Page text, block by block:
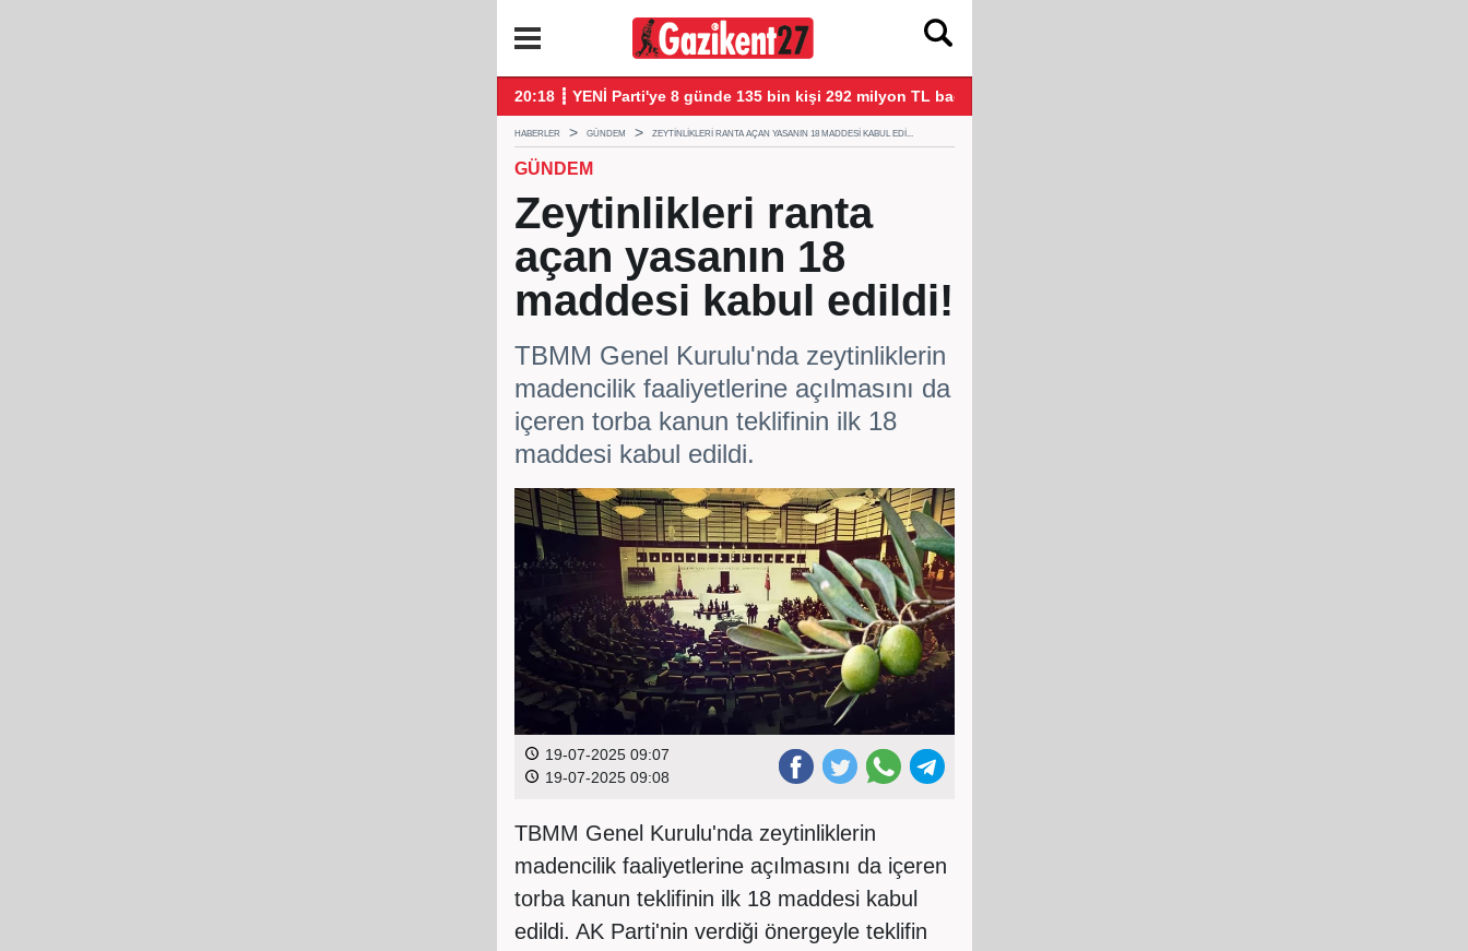
20:18 ┋ YENİ Parti'ye 8 günde 135 bin kişi 292 milyon TL bağış yaptı20:08 ┋ Veli Ağbaba'nın abisi Hür Ağbaba tutuklandı
HABERLER GÜNDEM ZEYTINLIKLERI RANTA AÇAN YASANIN 18 MADDESI KABUL EDI...
GÜNDEM
Zeytinlikleri ranta
açan yasanın 18
maddesi kabul edildi!
TBMM Genel Kurulu'nda zeytinliklerin
madencilik faaliyetlerine açılmasını da
içeren torba kanun teklifinin ilk 18
maddesi kabul edildi.
19-07-2025 09:07
19-07-2025 09:08
TBMM Genel Kurulu'nda zeytinliklerin
madencilik faaliyetlerine açılmasını da içeren
torba kanun teklifinin ilk 18 maddesi kabul
edildi. AK Parti'nin verdiği önergeyle teklifin